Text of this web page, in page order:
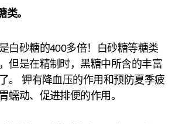
。
白砂糖的400多倍！白砂糖等糖类
但是在精制时，黑糖中所含的丰富
。 钾有降血压的作用和预防夏季疲
蠕动、促进排便的作用。